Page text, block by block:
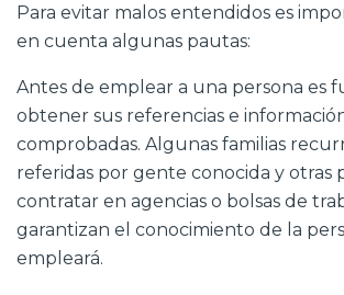
Para evitar malos entendidos es
en cuenta algunas pautas:
Antes de emplear a una persona es
obtener sus referencias e
comprobadas. Algunas familias
referidas por gente conocida y otras
contratar en agencias o bolsas de
garantizan el conocimiento de la
empleará.